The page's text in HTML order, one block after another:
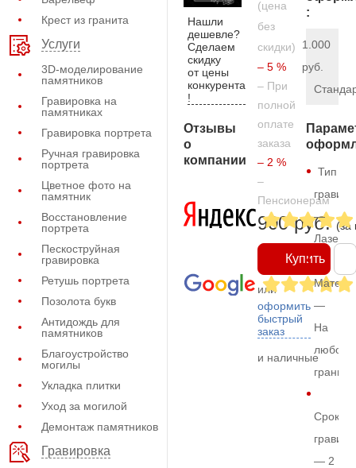
Крест из гранита
Услуги
3D-моделирование
памятников
Гравировка на
памятниках
Гравировка портрета
Ручная гравировка
портрета
Цветное фото на
памятник
Восстановление
портрета
Пескоструйная
гравировка
Ретушь портрета
Позолота букв
Антидождь для
памятников
Благоустройство
могилы
Укладка плитки
Уход за могилой
Демонтаж памятников
Гравировка
Нашли
дешевле?
Сделаем
скидку
от цены
конкурента
!
Отзывы
о
компании
(цена
без
скидки)
– 5 %
– При
полной
оплате
заказа
– 2 %
–
Пенсионерам
900 руб. (за
Купить
или
оформить
быстрый
заказ
и наличные
:
1.000
руб.
Тип
—
—
На
любом
граните
Срок
— 2